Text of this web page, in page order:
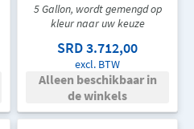
5 Gallon, wordt gemengd op
kleur naar uw keuze
SRD 3.712,00
excl. BTW
Alleen beschikbaar in
de winkels